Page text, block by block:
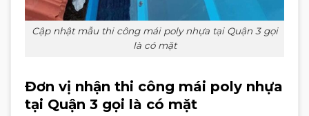
Cập nhật mẫu thi công mái poly nhựa tại Quận 3 gọi
là có mặt
Đơn vị nhận thi công mái poly nhựa
tại Quận 3 gọi là có mặt